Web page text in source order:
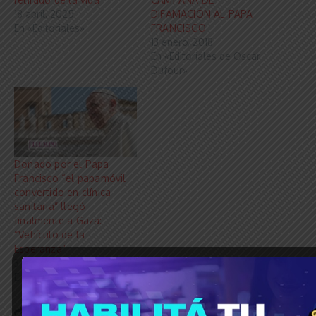
18 abril, 2025
En «Editoriales»
DIFAMACIÓN AL PAPA
FRANCISCO
13 enero, 2018
En «Editoriales de Oscar
Dufour»
Donado por el Papa
Francisco “el papamóvil
convertido en clínica
sanitaria” llegó
finalmente a Gaza:
“Vehículo de la
Esperanza”
3 diciembre, 2025
En «Editoriales»
Share this Article